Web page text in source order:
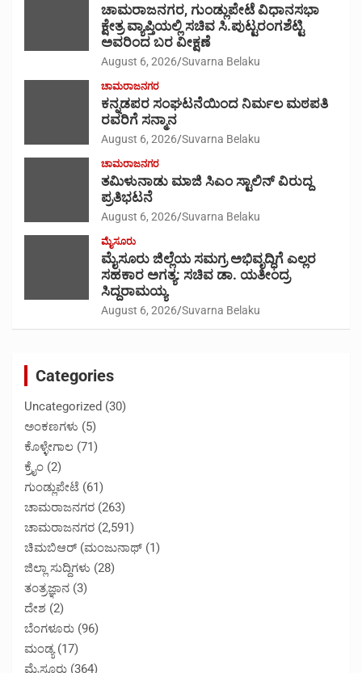
ಚಾಮರಾಜನಗರ, ಗುಂಡ್ಲುಪೇಟೆ ವಿಧಾನಸಭಾ
ಕ್ಷೇತ್ರ ವ್ಯಾಪ್ತಿಯಲ್ಲಿ ಸಚಿವ ಸಿ.ಪುಟ್ಟರಂಗಶೆಟ್ಟಿ
ಅವರಿಂದ ಬರ ವೀಕ್ಷಣೆ
August 6, 2026 Suvarna Belaku
ಚಾಮರಾಜನಗರ
ಕನ್ನಡಪರ ಸಂಘಟನೆಯಿಂದ ನಿರ್ಮಲ ಮಠಪತಿ
ರವರಿಗೆ ಸನ್ಮಾನ
August 6, 2026 Suvarna Belaku
ಚಾಮರಾಜನಗರ
ತಮಿಳುನಾಡು ಮಾಜಿ ಸಿಎಂ ಸ್ಟಾಲಿನ್ ವಿರುದ್ದ
ಪ್ರತಿಭಟನೆ
August 6, 2026 Suvarna Belaku
ಮೈಸೂರು
ಮೈಸೂರು ಜಿಲ್ಲೆಯ ಸಮಗ್ರ ಅಭಿವೃದ್ಧಿಗೆ ಎಲ್ಲರ
ಸಹಕಾರ ಅಗತ್ಯ: ಸಚಿವ ಡಾ. ಯತೀಂದ್ರ
ಸಿದ್ದರಾಮಯ್ಯ
August 6, 2026 Suvarna Belaku
Categories
Uncategorized (30)
ಅಂಕಣಗಳು (5)
ಕೊಳ್ಳೇಗಾಲ (71)
ಕ್ರೈಂ (2)
ಗುಂಡ್ಲುಪೇಟೆ (61)
ಚಾಮರಾಜನಗರ (263)
ಚಾಮರಾಜನಗರ (2,591)
ಚಿಮಬಿಆರ್ (ಮಂಜುನಾಥ್ (1)
ಜಿಲ್ಲಾ ಸುದ್ದಿಗಳು (28)
ತಂತ್ರಜ್ಞಾನ (3)
ದೇಶ (2)
ಬೆಂಗಳೂರು (96)
ಮಂಡ್ಯ(17)
ಮೈಸೂರು (364)